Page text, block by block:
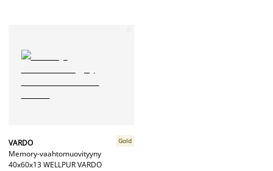
VARDO
Memory-vaahtomuovityyny
40x60x13 WELLPUR VARDO
Gold